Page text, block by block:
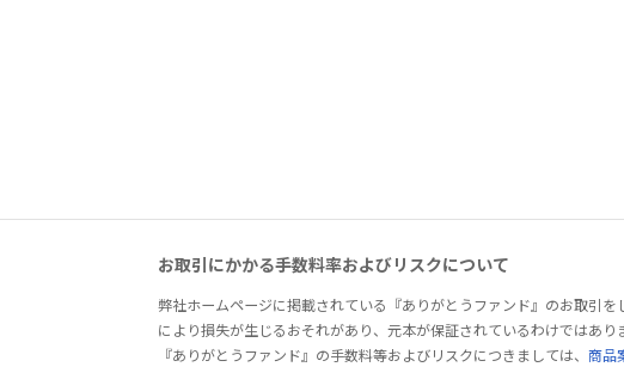
お取引にかかる手数料率およびリスクについて
弊社ホームページに掲載されている『ありがとうファンド』のお取引
により損失が生じるおそれがあり、元本が保証されているわけではあり
『ありがとうファンド』の手数料等およびリスクにつきましては、 商品